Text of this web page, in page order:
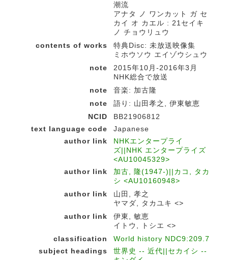
潮流
アナタ ノ ワンカット ガ セ
カイ オ カエル : 21セイキ
ノ チョウリュウ
contents of works
特典Disc: 未放送映像集
ミホウソウ エイゾウシュウ
note
2015年10月-2016年3月
NHK総合で放送
note
音楽: 加古隆
note
語り: 山田孝之, 伊東敏恵
NCID
BB21906812
text language code
Japanese
author link
NHKエンタープライ
ズ||NHK エンタープライズ
<AU10045329>
author link
加古, 隆(1947-)||カコ, タカ
シ <AU10160948>
author link
山田, 孝之
ヤマダ, タカユキ <>
author link
伊東, 敏恵
イトウ, トシエ <>
classification
World history NDC9:209.7
subject headings
世界史 -- 近代||セカイシ --